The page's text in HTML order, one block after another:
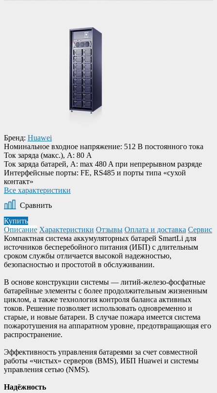
Бренд: Huawei
Номинальное входное напряжение: 512 В постоянного тока
Ток заряда (макс.), А: 80 A
Ток заряда батарей, А: max 480 A при непрерывном разряде
Интерфейсные порты: FE, RS485 и порты типа «сухой
контакт»
Все характеристики
Сравнить
Купить
Описание Характеристики Отзывы Оплата и доставка Сервис
Компактная система аккумуляторных батарей SmartLi для
источников бесперебойного питания (ИБП) с длительным
сроком службы отличается высокой надежностью,
безопасностью и простотой в обслуживании.
В основе конструкции системы — литий-железо-фосфатные
батарейные элементы с более продолжительным жизненным
циклом, а также технология контроля баланса активных
токов. Решение позволяет использовать одновременно и
старые, и новые батареи. В случае пожара имеется система
пожаротушения на аппаратном уровне, предотвращающая его
распространение.
Эффективность управления батареями за счет совместной
работы «чистых» серверов (BMS), ИБП Huawei и системы
управления сетью (NMS).
Надёжность